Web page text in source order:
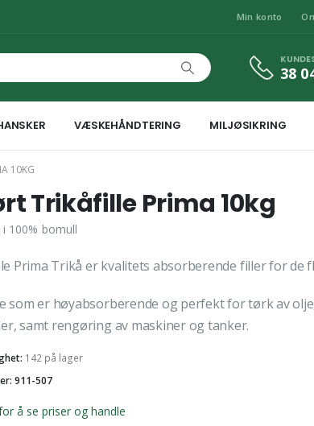
Min konto
38
VÆSKEHÅNDTERING MILJØSIKRING
10KG
Trikåfille Prima 10kg
100% bomull
Prima Trikå er kvalitets absorberende filler for de
som er høyabsorberende og perfekt for tørk av
samt rengøring av maskiner og tanker.
142 på lager
911-507
å se priser og handle